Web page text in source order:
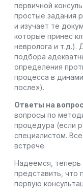
первичной
простые задания
и изучает те
которые принес
невролога и т.д.).
подбора
определения
процесса в
после»).
Ответы на
вопросы по
процедура (если
специалистом.
встрече.
Надеемся,
представить, что
первую